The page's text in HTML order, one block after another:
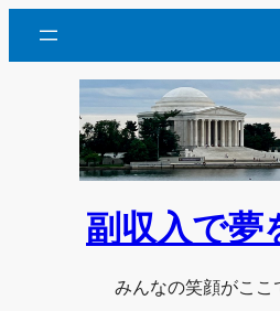
を
副収入で夢
みんなの笑顔がここ